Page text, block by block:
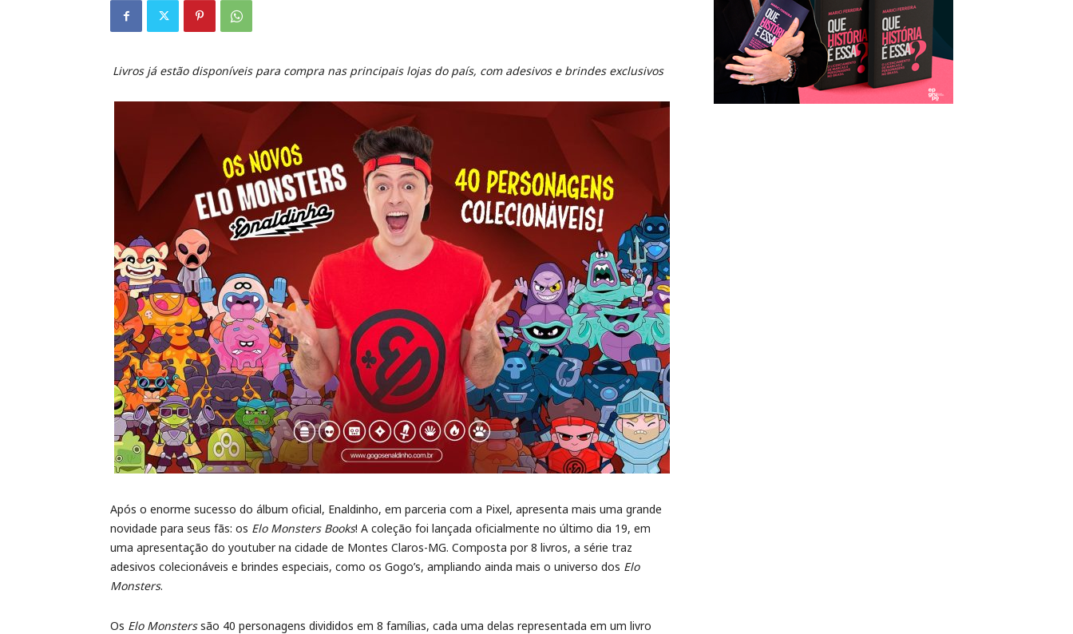
Livros já estão disponíveis para compra nas principais lojas do país, com adesivos e brindes exclusivos
Após o enorme sucesso do álbum oficial, Enaldinho, em parceria com a Pixel, apresenta mais uma grande
novidade para seus fãs: os Elo Monsters Books! A coleção foi lançada oficialmente no último dia 19, em
uma apresentação do youtuber na cidade de Montes Claros-MG. Composta por 8 livros, a série traz
adesivos colecionáveis e brindes especiais, como os Gogo’s, ampliando ainda mais o universo dos Elo
Monsters.
Os Elo Monsterssão 40 personagens divididos em 8 famílias, cada uma delas representada em um livro